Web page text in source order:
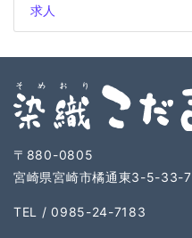
求人
〒880-0805
宮崎県宮崎市橘通東3-5-33-7
TEL / 0985-24-7183